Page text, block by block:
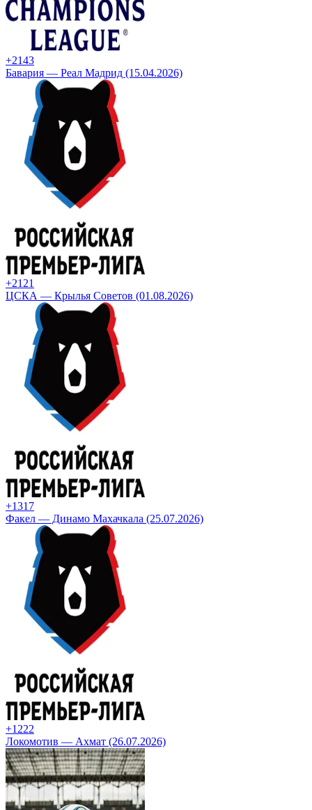
+2143
Бавария — Реал Мадрид (15.04.2026)
+21 21
ЦСКА — Крылья Советов (01.08.2026)
+1317
Факел — Динамо Махачкала (25.07.2026)
+1222
Локомотив — Ахмат (26.07.2026)